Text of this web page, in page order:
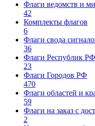
Флаги ведомств и
42
Комплекты флагов
6
Флаги свода
36
Флаги Республик РФ
23
Флаги Городов РФ
470
Флаги областей и
59
Флаги на заказ с
2